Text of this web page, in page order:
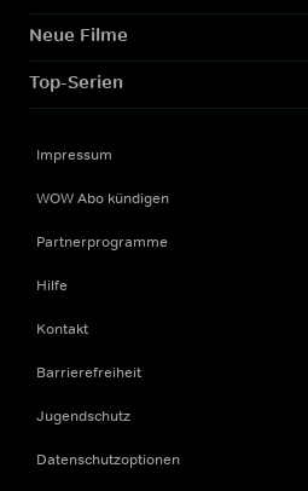
Neue Filme
Top-Serien
Impressum
WOW Abo kündigen
Partnerprogramme
Hilfe
Kontakt
Barrierefreiheit
Jugendschutz
Datenschutzoptionen